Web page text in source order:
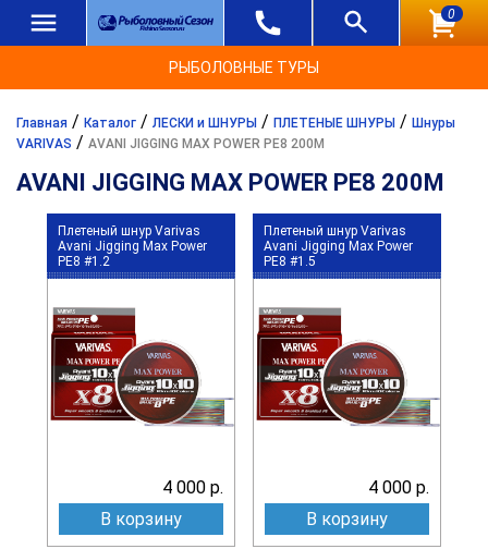
0
РЫБОЛОВНЫЕ ТУРЫ
Главная / Каталог / ЛЕСКИ и ШНУРЫ / ПЛЕТЕНЫЕ ШНУРЫ / Шнуры
VARIVAS / AVANI JIGGING MAX POWER PE8 200M
AVANI JIGGING MAX POWER PE8 200M
Плетеный шнур Varivas
Avani Jigging Max Power
PE8 #1.2
4 000 р.
В корзину
Плетеный шнур Varivas
Avani Jigging Max Power
PE8 #1.5
4 000 р.
В корзину